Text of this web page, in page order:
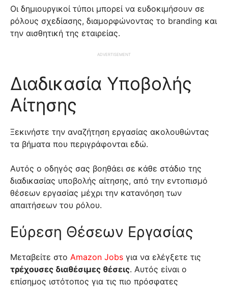
Οι δημιουργικοί τύποι μπορεί να ευδοκιμήσουν σε
ρόλους σχεδίασης, διαμορφώνοντας το branding και
την αισθητική της εταιρείας.
ADVERTISEMENT
Διαδικασία Υποβολής
Αίτησης
Ξεκινήστε την αναζήτηση εργασίας ακολουθώντας
τα βήματα που περιγράφονται εδώ.
Αυτός ο οδηγός σας βοηθάει σε κάθε στάδιο της
διαδικασίας υποβολής αίτησης, από την εντοπισμό
θέσεων εργασίας μέχρι την κατανόηση των
απαιτήσεων του ρόλου.
Εύρεση Θέσεων Εργασίας
Μεταβείτε στο Amazon Jobs για να ελέγξετε τις
τρέχουσες διαθέσιμες θέσεις. Αυτός είναι ο
επίσημος ιστότοπος για τις πιο πρόσφατες